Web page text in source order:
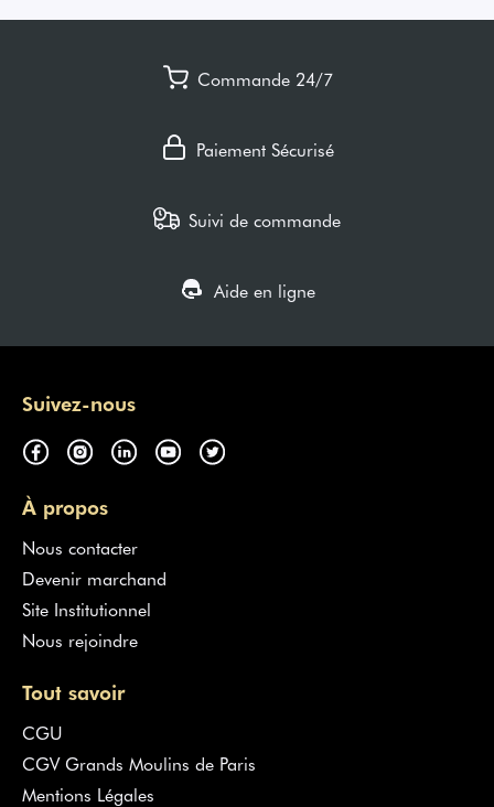
Commande 24/7
Paiement Sécurisé
Suivi de commande
Aide en ligne
Suivez-nous
À propos
Nous contacter
Devenir marchand
Site Institutionnel
Nous rejoindre
Tout savoir
CGU
CGV Grands Moulins de Paris
Mentions Légales